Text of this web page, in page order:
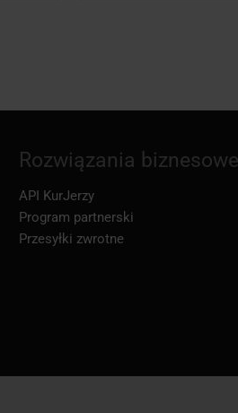
Rozwiązania biznesowe
API KurJerzy
Program partnerski
Przesyłki zwrotne